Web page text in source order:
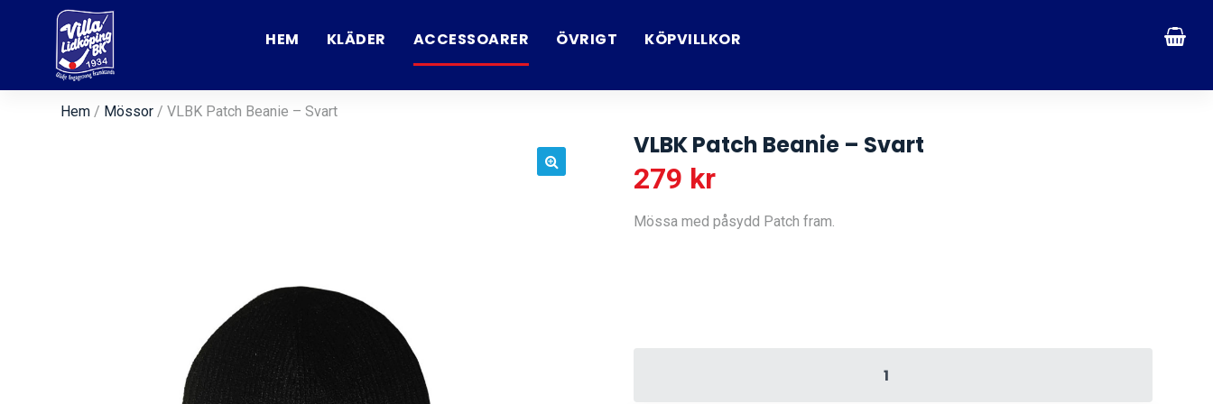
HEM KLÄDER ACCESSOARER ÖVRIGT KÖPVILLKOR
Hem / Mössor / VLBK Patch Beanie – Svart
VLBK Patch Beanie – Svart
279 kr
Mössa med påsydd Patch fram.